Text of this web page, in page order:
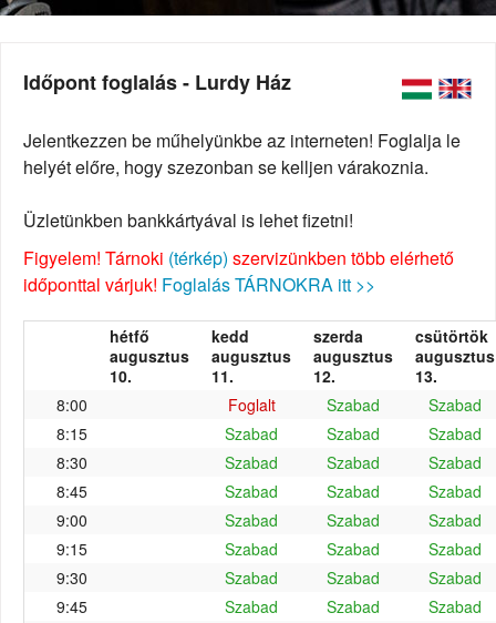
Időpont foglalás - Lurdy Ház
Jelentkezzen be műhelyünkbe az interneten! Foglalja le
helyét előre, hogy szezonban se kelljen várakoznia.
Üzletünkben bankkártyával is lehet fizetni!
Figyelem! Tárnoki (térkép) szervizünkben több elérhető
időponttal várjuk! Foglalás TÁRNOKRA itt >>
hétfő
augusztus
10.
kedd
augusztus
11.
szerda
augusztus
12.
csütörtök
augusztus
13.
8:00
Foglalt Szabad
Szabad
8:15
Szabad Szabad
Szabad
8:30
Szabad Szabad
Szabad
8:45
Szabad Szabad
Szabad
9:00
Szabad Szabad
Szabad
9:15
Szabad Szabad
Szabad
9:30
Szabad Szabad
Szabad
9:45
Szabad Szabad
Szabad